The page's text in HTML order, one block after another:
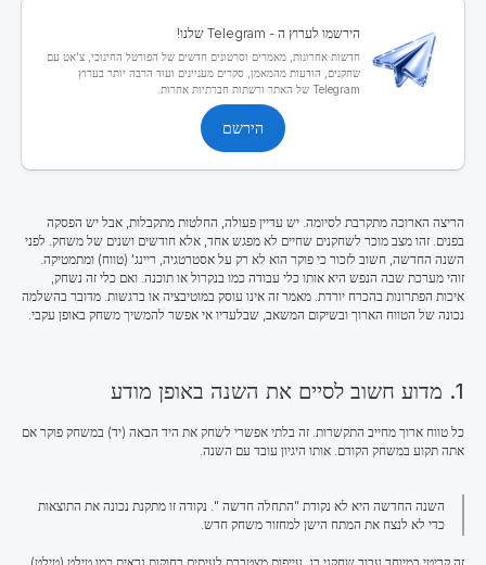
הירשמו לערוץ ה - Telegram שלנו!
חדשות אחרונות, מאמרים וסרטונים חדשים של הפורטל החינוכי, צ'אט עם
שחקנים, הודעות מהמאמן, סקרים מעניינים ועוד הרבה יותר בערוץ
Telegram של האתר ורשתות חברתיות אחרות.
הירשם
הריצה הארוכה מתקרבת לסיומה. יש עדיין פעולה, החלטות מתקבלות, אבל יש הפסקה
בפנים. זהו מצב מוכר לשחקנים שחיים לא מפגש אחד, אלא חודשים ושנים של משחק. לפני
השנה החדשה, חשוב לזכור כי פוקר הוא לא רק על אסטרטגיה, ריינג' (טווח) ומתמטיקה.
זוהי מערכת שבה הנפש היא אותו כלי עבודה כמו בנקרול או תוכנה. ואם כלי זה נשחק,
איכות הפתרונות בהכרח יורדת. מאמר זה אינו עוסק במוטיבציה או ברגשות. מדובר בהשלמה
נכונה של הטווח הארוך ובשיקום המשאב, שבלעדיו אי אפשר להמשיך משחק באופן עקבי.
1. מדוע חשוב לסיים את השנה באופן מודע
כל טווח ארוך מחייב התקשרות. זה בלתי אפשרי לשחק את היד הבאה (יד) במשחק פוקר אם
אתה תקוע במשחק הקודם. אותו היגיון עובד עם השנה.
השנה החדשה היא לא נקודת "התחלה חדשה ". נקודה זו מתקנת נכונה את התוצאות
כדי לא לנצח את המתח הישן למחזור משחק חדש.